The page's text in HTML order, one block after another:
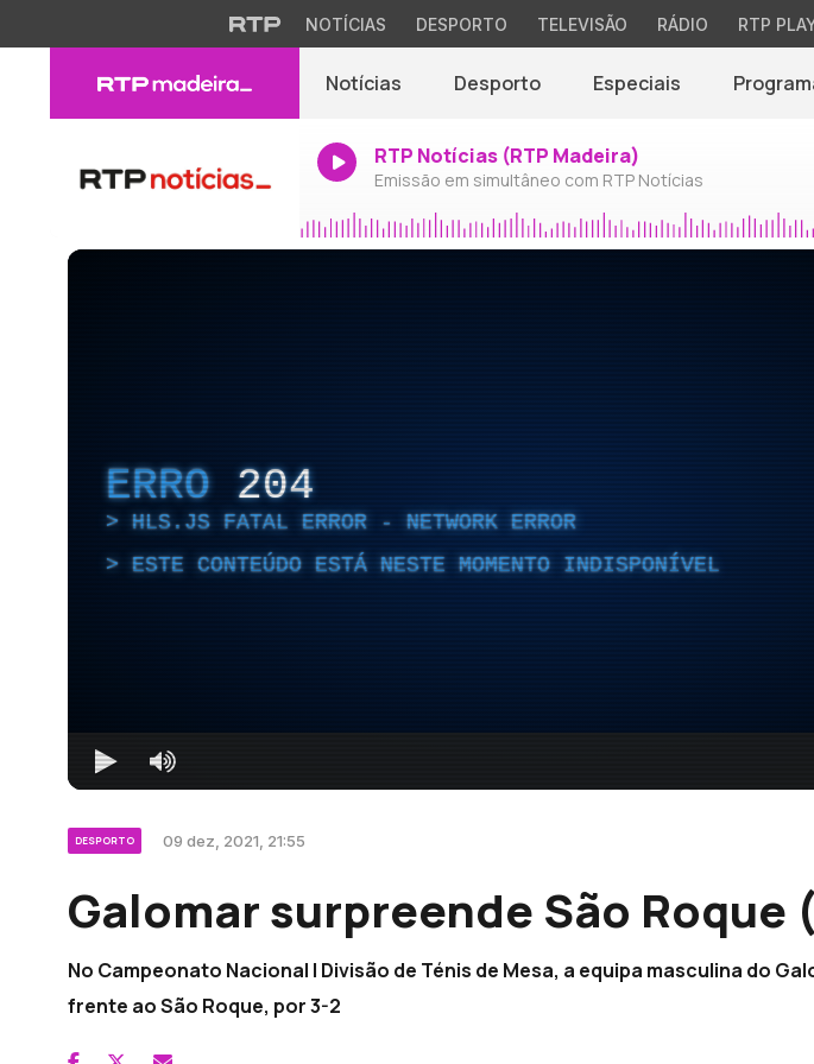
NOTÍCIAS DESPORTO TELEVISÃO RÁDIO RTP
Notícias Desporto Especiais
RTP Notícias (RTP Madeira)
Emissão em simultâneo com RTP Notícias
ERRO 204
HLS.JS FATAL ERROR - NETWORK ERROR
ESTE CONTEÚDO ESTÁ NESTE MOMENTO INDISPONÍVEL
DESPORTO 09 dez, 2021, 21:55
Galomar surpreende São Roque
No Campeonato Nacional I Divisão de Ténis de Mesa, a equipa masculina do
frente ao São Roque, por 3-2